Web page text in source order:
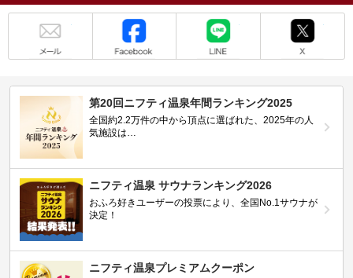
第20回ニフティ温泉年間ランキング2025
全国約2.2万件の中から頂点に選ばれた、2025年の人
気施設は…
ニフティ温泉 サウナランキング2026
おふろ好きユーザーの投票により、全国No.1サウナが
決定！
ニフティ温泉プレミアムクーポン